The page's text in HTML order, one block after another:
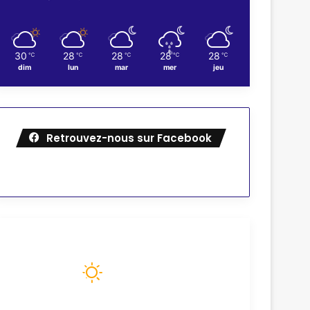
30 ℃
dim
28 ℃
lun
28 ℃
mar
28 ℃
mer
28 ℃
jeu
Retrouvez-nous sur Facebook